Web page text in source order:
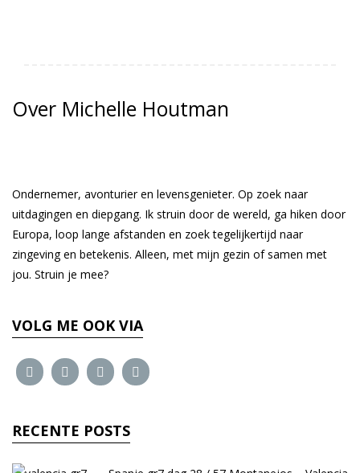
Over Michelle Houtman
Ondernemer, avonturier en levensgenieter. Op zoek naar
uitdagingen en diepgang. Ik struin door de wereld, ga hiken door
Europa, loop lange afstanden en zoek tegelijkertijd naar
zingeving en betekenis. Alleen, met mijn gezin of samen met
jou. Struin je mee?
VOLG ME OOK VIA
RECENTE POSTS